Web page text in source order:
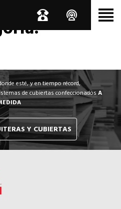
de la
esté, y en tiempo récord,
de cubiertas confeccionadosA
Y CUBIERTAS